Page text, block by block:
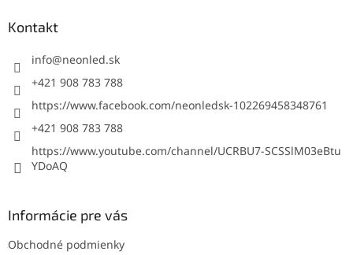
Kontakt
info@neonled.sk
+421 908 783 788
https://www.facebook.com/neonledsk-102269458348761
+421 908 783 788
https://www.youtube.com/channel/UCRBU7-SCSSlM03eBtu
YDoAQ
Informácie pre vás
Obchodné podmienky